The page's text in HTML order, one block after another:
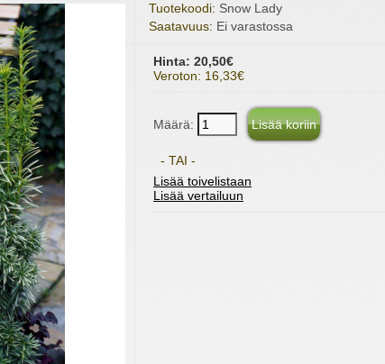
Tuotekoodi: Snow Lady
Saatavuus: Ei varastossa
Hinta: 20,50€
Veroton: 16,33€
Määrä:
- TAI -
Lisää toivelistaan
Lisää vertailuun